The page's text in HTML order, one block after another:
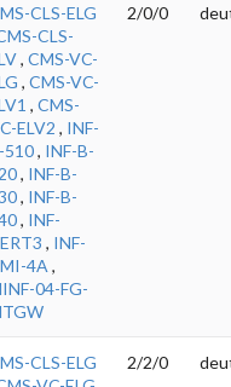
CLS-ELG
CLS-
, CMS-VC-
, CMS-VC-
, CMS-
ELV2 , INF-
510, INF-B-
, INF-B-
, INF-B-
, INF-
, INF-
4A ,
04-FG-
2/0/0
CLS-ELG
2/2/0